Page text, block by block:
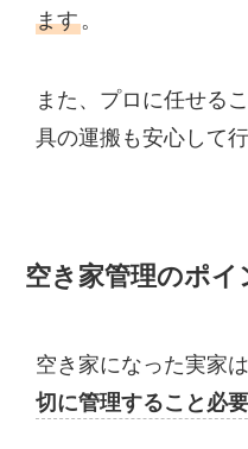
ます 。
また、プロに任せる
具の運搬も安心して行
空き家管理のポイ
空き家になった実家は
切に管理すること必要